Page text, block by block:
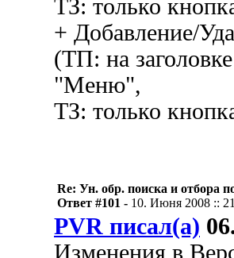
ТЗ: только
+ Добавление/
(ТП: на
"Меню",
ТЗ: только
Re: Ун. обр. поиска и отбора
Ответ #101 - 10. Июня 2008 ::
PVR писал(а)
Изменения в